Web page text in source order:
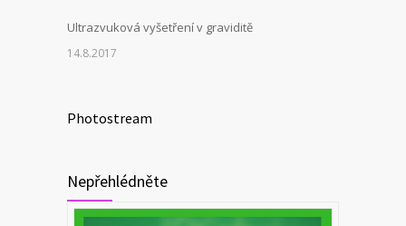
Ultrazvuková vyšetření v graviditě
14.8.2017
Photostream
Nepřehlédněte